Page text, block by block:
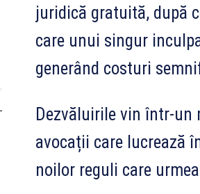
juridică gratuită, după
care unui singur
generând costuri
Dezvăluirile vin într-un
avocații care lucrează
noilor reguli care